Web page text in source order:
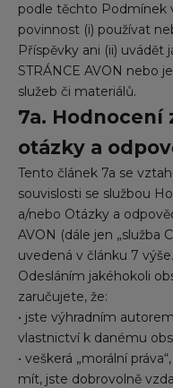
podle těchto Podmínek
povinnost (i) používat
Příspěvky ani (ii) uvádět
STRÁNCE AVON nebo
služeb či materiálů.
7a. Hodnocení
otázky a
Tento článek 7a se
souvislosti se službou
a/nebo Otázky a
AVON (dále jen „služba
uvedená v článku 7 výše.
Odesláním jakéhokoli
zaručujete, že:
• jste výhradním
vlastnictví k danému
• veškerá „morální
mít, jste dobrovolně